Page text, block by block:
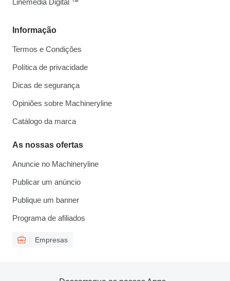
Informação
Termos e Condições
Política de privacidade
Dicas de segurança
Opiniões sobre Machineryline
Catálogo da marca
As nossas ofertas
Anuncie no Machineryline
Publicar um anúncio
Publique um banner
Programa de afiliados
Empresas
Linemedia Digital ™